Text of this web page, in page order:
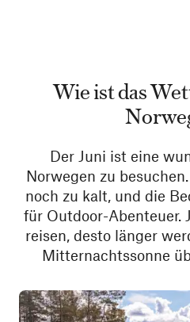
Wie ist das
Der Juni ist eine
Norwegen zu
noch zu kalt, und die
für Outdoor-Abenteuer.
reisen, desto länger
Mitternachtssonne